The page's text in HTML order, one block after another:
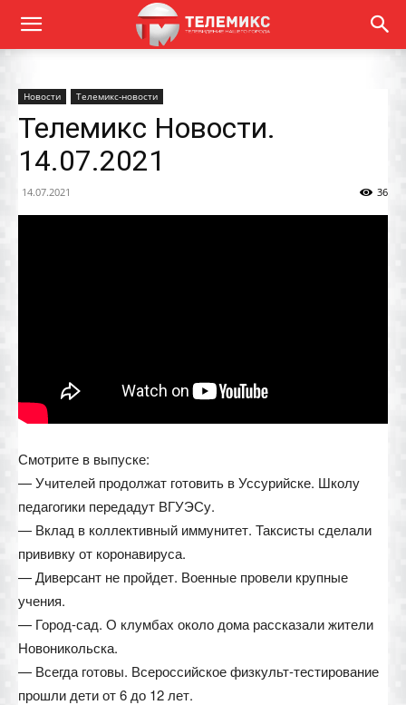
Новости Телемикс-новости
Телемикс Новости.
14.07.2021
14.07.2021 36
Смотрите в выпуске:
— Учителей продолжат готовить в Уссурийске. Школу
педагогики передадут ВГУЭСу.
— Вклад в коллективный иммунитет. Таксисты сделали
прививку от коронавируса.
— Диверсант не пройдет. Военные провели крупные
учения.
— Город-сад. О клумбах около дома рассказали жители
Новоникольска.
— Всегда готовы. Всероссийское физкульт-тестирование
прошли дети от 6 до 12 лет.